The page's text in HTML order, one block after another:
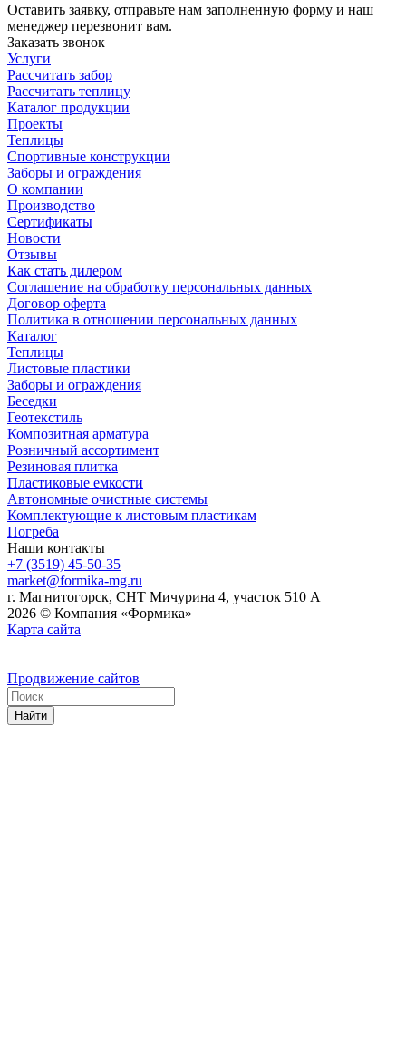
Оставить заявку, отправьте нам заполненную форму и наш
менеджер перезвонит вам.
Заказать звонок
Услуги
Рассчитать забор
Рассчитать теплицу
Каталог продукции
Проекты
Теплицы
Спортивные конструкции
Заборы и ограждения
О компании
Производство
Сертификаты
Новости
Отзывы
Как стать дилером
Соглашение на обработку персональных данных
Договор оферта
Политика в отношении персональных данных
Каталог
Теплицы
Листовые пластики
Заборы и ограждения
Беседки
Геотекстиль
Композитная арматура
Розничный ассортимент
Резиновая плитка
Пластиковые емкости
Автономные очистные системы
Комплектующие к листовым пластикам
Погреба
Наши контакты
+7 (3519) 45-50-35
market@formika-mg.ru
г. Магнитогорск, СНТ Мичурина 4, участок 510 А
2026 © Компания «Формика»
Карта сайта
Продвижение сайтов
Найти